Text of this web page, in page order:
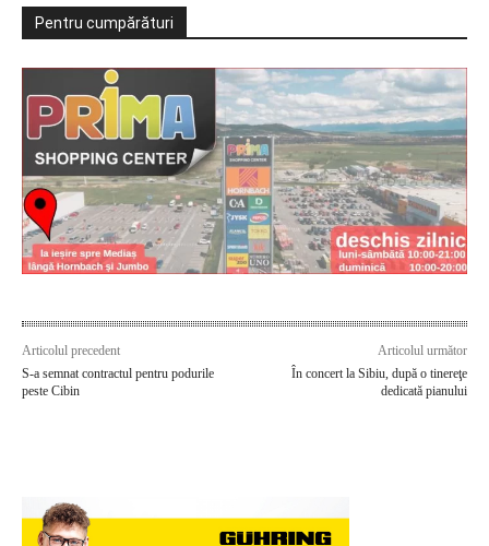
Pentru cumpărături
Articolul precedent
S-a semnat contractul pentru podurile
peste Cibin
Articolul următor
În concert la Sibiu, după o tinereţe
dedicată pianului